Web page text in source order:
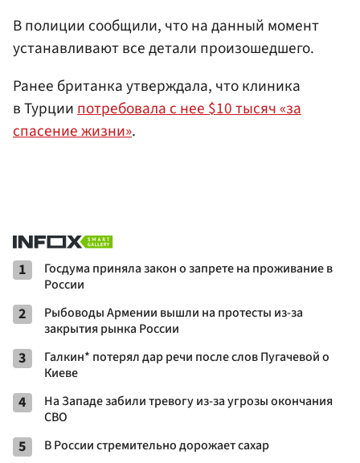
В полиции сообщили, что на данный момент
устанавливают все детали произошедшего.
Ранее британка утверждала, что клиника
в Турциипотребовала с нее $10 тысяч «за
спасение жизни».
1
Госдума приняла закон о запрете на проживание в
России
2
Рыбоводы Армении вышли на протесты из-за
закрытия рынка России
3
Галкин* потерял дар речи после слов Пугачевой о
Киеве
4
На Западе забили тревогу из-за угрозы окончания
СВО
5 В России стремительно дорожает сахар